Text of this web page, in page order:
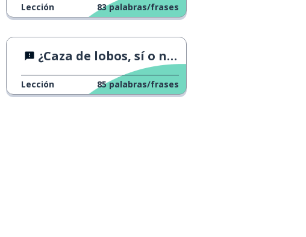
Lección 83 palabras/frases
¿Caza de lobos, sí o no?
Lección 85 palabras/frases